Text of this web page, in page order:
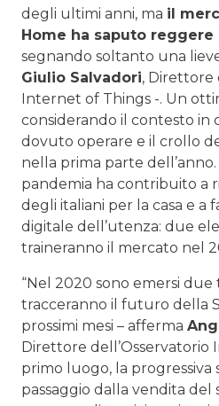
degli ultimi anni, ma il
Home ha saputo reggere
segnando soltanto una
Giulio Salvadori, Direttore
Internet of Things -. Un
considerando il contesto in
dovuto operare e il crollo
nella prima parte
pandemia ha contribuito a
degli italiani per la casa e a
digitale dell’utenza: due
traineranno il mercato nel
“Nel 2020 sono emersi
tracceranno il futuro della
prossimi mesi – afferma
Direttore dell’Osservatorio
primo luogo, la progressiva
passaggio dalla vendita del